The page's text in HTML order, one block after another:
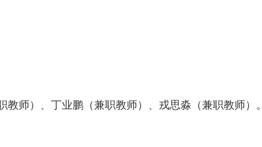
师）、丁业鹏（兼职教师）、戎思淼（兼职教师）。